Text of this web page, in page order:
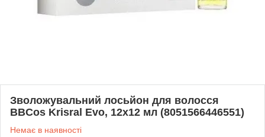
Зволожувальний лосьйон для волосся
BBCos Krisral Evo, 12х12 мл (8051566446551)
Немає в наявності